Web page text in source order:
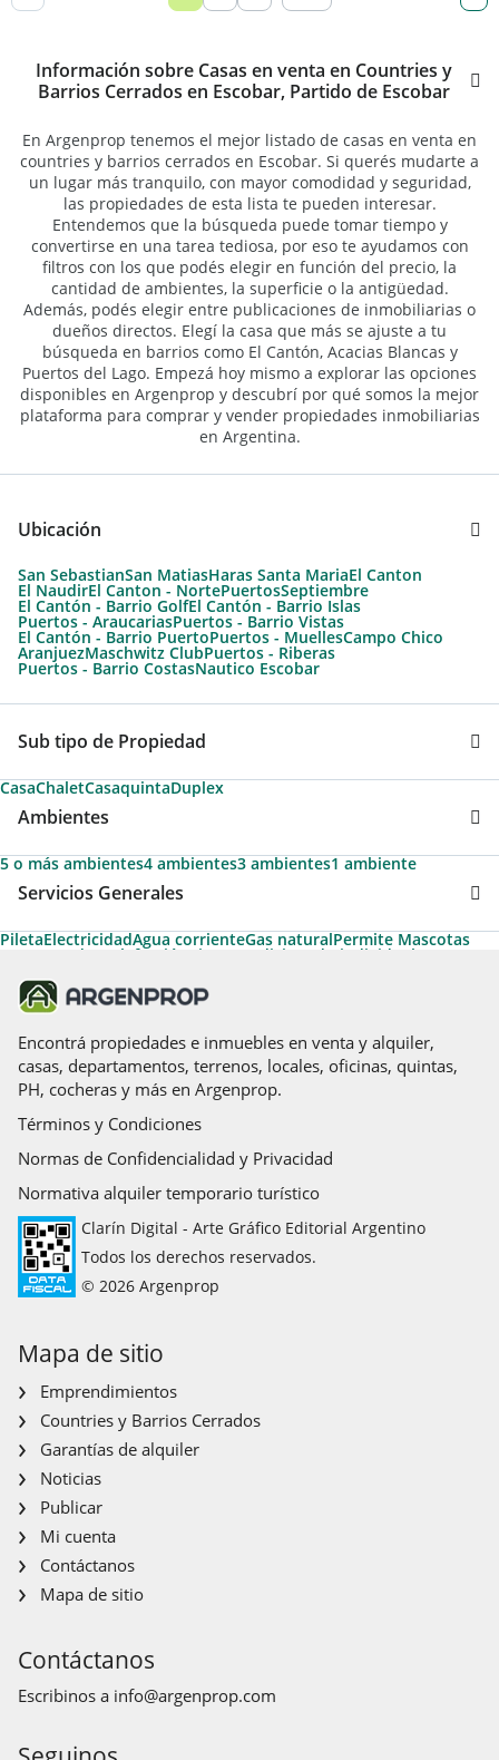
Información sobre Casas en venta en Countries y
Barrios Cerrados en Escobar, Partido de Escobar
En Argenprop tenemos el mejor listado de casas en venta en
countries y barrios cerrados en Escobar. Si querés mudarte a
un lugar más tranquilo, con mayor comodidad y seguridad,
las propiedades de esta lista te pueden interesar.
Entendemos que la búsqueda puede tomar tiempo y
convertirse en una tarea tediosa, por eso te ayudamos con
filtros con los que podés elegir en función del precio, la
cantidad de ambientes, la superficie o la antigüedad.
Además, podés elegir entre publicaciones de inmobiliarias o
dueños directos. Elegí la casa que más se ajuste a tu
búsqueda en barrios como El Cantón, Acacias Blancas y
Puertos del Lago. Empezá hoy mismo a explorar las opciones
disponibles en Argenprop y descubrí por qué somos la mejor
plataforma para comprar y vender propiedades inmobiliarias
en Argentina.
Ubicación
San SebastianSan MatiasHaras Santa MariaEl Canton
El NaudirEl Canton - NortePuertosSeptiembre
El Cantón - Barrio GolfEl Cantón - Barrio Islas
Puertos - AraucariasPuertos - Barrio Vistas
El Cantón - Barrio PuertoPuertos - MuellesCampo Chico
AranjuezMaschwitz ClubPuertos - Riberas
Puertos - Barrio CostasNautico Escobar
Sub tipo de Propiedad
CasaChaletCasaquintaDuplex
Ambientes
5 o más ambientes4 ambientes3 ambientes1 ambiente
Servicios Generales
PiletaElectricidadAgua corrienteGas naturalPermite Mascotas
Desayunador Calefacción Aire acondicionado individual
Aire acondicionado centralAire caliente
Cancha de futbolLosa radiante
Acceso para personas con movilidad reducida
Amoblado Espacio para vehículo
Encontrá propiedades e inmuebles en venta y alquiler,
casas, departamentos, terrenos, locales, oficinas, quintas,
PH, cocheras y más en Argenprop.
Términos y Condiciones
Normas de Confidencialidad y Privacidad
Normativa alquiler temporario turístico
Clarín Digital - Arte Gráfico Editorial Argentino
Todos los derechos reservados.
© 2026 Argenprop
Mapa de sitio
Emprendimientos
Countries y Barrios Cerrados
Garantías de alquiler
Noticias
Publicar
Mi cuenta
Contáctanos
Mapa de sitio
Contáctanos
Escribinos a info@argenprop.com